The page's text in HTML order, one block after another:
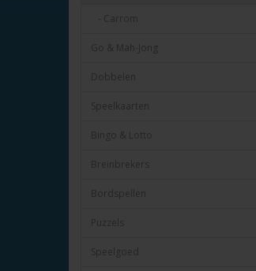
- Carrom
Go & Mah-Jong
Dobbelen
Speelkaarten
Bingo & Lotto
Breinbrekers
Bordspellen
Puzzels
Speelgoed